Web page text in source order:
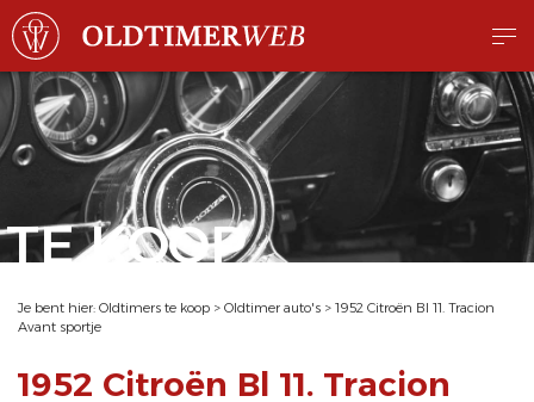
TE KOOP
Je bent hier: Oldtimers te koop > Oldtimer auto's > 1952 Citroën Bl 11. Tracion
Avant sportje
1952 Citroën Bl 11. Tracion